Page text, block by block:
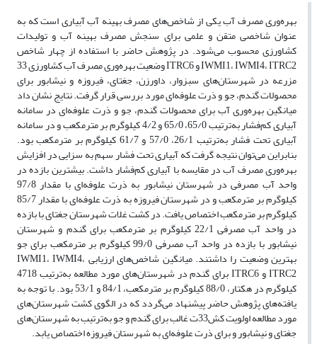
بهره‌وری مصرف آب یکی از شاخص‌های مصرف بهینه آب آبیاری است که به
عنوان شاخصی متقن و علمی برای سنجش مصرف بهینه آب و تولیدات
کشاورزی محسوب می‌شود. در پژوهش حاضر با استفاده از چهار شاخص
IWMI1، IWMI4، ITRC2 و ITRC6 وضعیت بهره‌وری مصرف آب کشاورزی 33
مزرعه در شهرستان‌های سبزوار، داورزن، جغتای، فیروزه و نیشابور برای
محصولات گندم، جو و ذرت علوفه‌ای مورد بررسی قرار گرفت. نتایج نشان داد
میانگین بهره‌وری آب برای محصولات گندم، جو و ذرت علوفه‌ای در سامانه
آبیاری کم‌فشار به‌ترتیب 65/0، 65/0 و 4/2 کیلوگرم بر مترمکعب و در سامانه
آبیاری تحت فشار به‌ترتیب 26/1، 57/0 و 61/7 کیلوگرم بر مترمکعب بود.
بنابراین می‌توان نتیجه گرفت که آبیاری تحت فشار سهم به سزایی در افزایش
بهره‌وری مصرف آب در مقایسه با آبیاری کم‌فشار داشت. بیشترین بازده در
واحد آب مصرفی در شهرستان نیشابور به ذرت علوفه‌ای با مقدار 97/8
کیلوگرم بر مترمکعب و در شهرستان فیروزه به ذرت علوفه‌ای با مقدار 85/7
کیلوگرم بر مترمکعب اختصاص یافت. در کشت غلات شهرستان جغتای با بازده
در واحد آب مصرفی 22/1 کیلوگرم بر مترمکعب برای گندم و شهرستان
نیشابور با بازده در واحد آب مصرفی 99/0 کیلوگرم بر مترمکعب برای جو
بهترین وضعیت را داشتند. میانگین شاخص‌های ارزیابی IWMI1، IWMI4،
ITRC2 و ITRC6 برای گندم در شهرستان‌های مورد مطالعه به‌ترتیب 4718
کیلوگرم در هکتار، 88/0 کیلوگرم بر مترمکعب، 84/1 و 53/1 بود. با توجه به
یافته‌های پژوهش حاضر پیشنهاد می‌گردد که در الگوی کشت شهرستان‌های
مورد مطالعه اولویت کش33ت غالب برای گندم و جو به‌ترتیب به شهرستان‌های
جغتای و نیشابور و برای ذرت علوفه‌ای به شهرستان فیروزه اختصاص یابد.